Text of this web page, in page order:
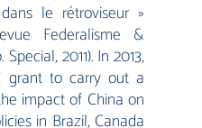
dans le rétroviseur »
Federalisme &
2011). In 2013,
grant to carry out a
impact of China on
in Brazil, Canada